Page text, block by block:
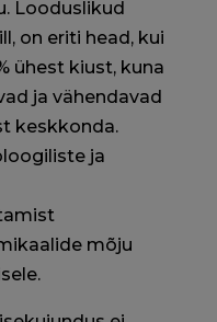
Looduslikud
on eriti head, kui
ühest kiust, kuna
ja vähendavad
keskkonda.
ja
mõju